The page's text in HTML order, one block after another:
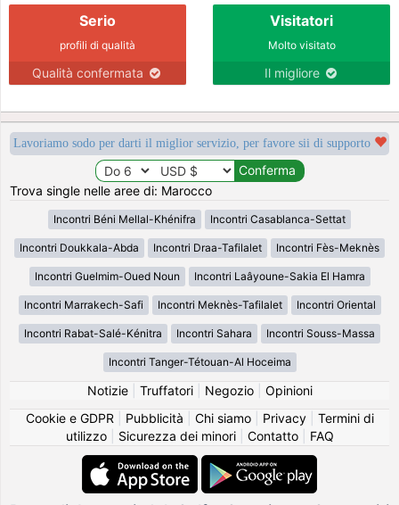
Serio
profili di qualità
Qualità confermata
Visitatori
Molto visitato
Il migliore
Lavoriamo sodo per darti il miglior servizio, per favore sii di supporto
Trova single nelle aree di: Marocco
Incontri Béni Mellal-Khénifra Incontri Casablanca-Settat
Incontri Doukkala-Abda Incontri Draa-Tafilalet Incontri Fès-Meknès
Incontri Guelmim-Oued Noun Incontri Laâyoune-Sakia El Hamra
Incontri Marrakech-Safi Incontri Meknès-Tafilalet Incontri Oriental
Incontri Rabat-Salé-Kénitra Incontri Sahara Incontri Souss-Massa
Incontri Tanger-Tétouan-Al Hoceima
Notizie| Truffatori| Negozio| Opinioni
Cookie e GDPR
Pubblicità Chi siamo| Privacy| Termini di
utilizzo| Sicurezza dei minori| Contatto| FAQ